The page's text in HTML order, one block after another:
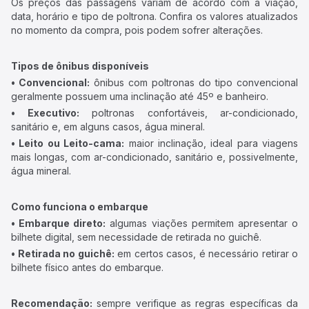
Os preços das passagens variam de acordo com a viação,
data, horário e tipo de poltrona. Confira os valores atualizados
no momento da compra, pois podem sofrer alterações.
Tipos de ônibus disponíveis
• Convencional: ônibus com poltronas do tipo convencional
geralmente possuem uma inclinação até 45º e banheiro.
• Executivo: poltronas confortáveis, ar-condicionado,
sanitário e, em alguns casos, água mineral.
• Leito ou Leito-cama: maior inclinação, ideal para viagens
mais longas, com ar-condicionado, sanitário e, possivelmente,
água mineral.
Como funciona o embarque
• Embarque direto: algumas viações permitem apresentar o
bilhete digital, sem necessidade de retirada no guichê.
• Retirada no guichê: em certos casos, é necessário retirar o
bilhete físico antes do embarque.
Recomendação: sempre verifique as regras específicas da